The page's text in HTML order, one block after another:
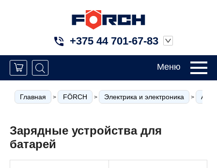
+375 44 701-67-83
Меню
Главная > FÖRCH > Электрика и электроника >
Зарядные устройства для
батарей